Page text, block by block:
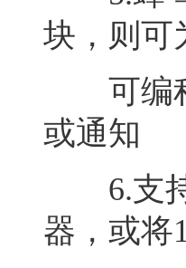
块，则可
可编程
或通知
6.支持
器，或将